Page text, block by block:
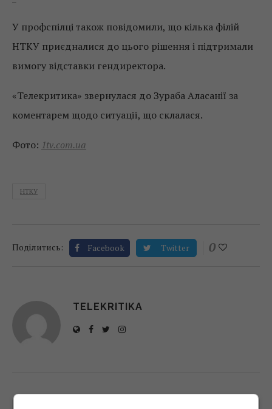
У профспілці також повідомили, що кілька філій
НТКУ приєдналися до цього рішення і підтримали
вимогу відставки гендиректора.
«Телекритика» звернулася до Зураба Аласанії за
коментарем щодо ситуації, що склалася.
Фото: 1tv.com.ua
НТКУ
Поділитись: Facebook Twitter 0
TELEKRITIKA